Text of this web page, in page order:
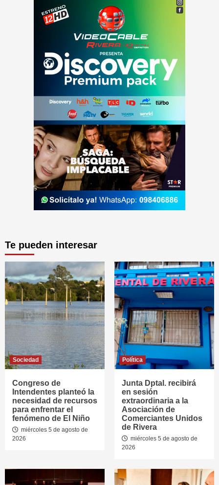
Te pueden interesar
Sociedad
Congreso de
Intendentes planteó la
necesidad de recursos
para enfrentar el
fenómeno de El Niño
miércoles 5 de agosto de
2026
Política
Junta Dptal. recibirá
en sesión
extraordinaria a la
Asociación de
Comerciantes Unidos
de Rivera
miércoles 5 de agosto de
2026